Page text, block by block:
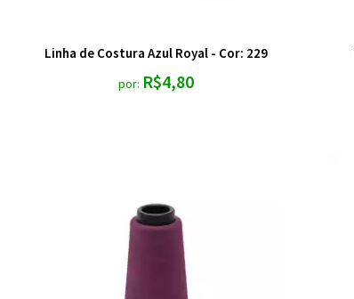
Linha de Costura Azul Royal - Cor: 229
por: R$4,80